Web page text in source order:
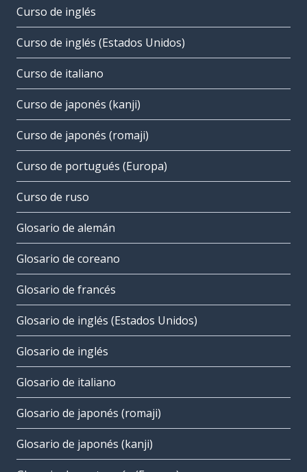
Curso de inglés
Curso de inglés (Estados Unidos)
Curso de italiano
Curso de japonés (kanji)
Curso de japonés (romaji)
Curso de portugués (Europa)
Curso de ruso
Glosario de alemán
Glosario de coreano
Glosario de francés
Glosario de inglés (Estados Unidos)
Glosario de inglés
Glosario de italiano
Glosario de japonés (romaji)
Glosario de japonés (kanji)